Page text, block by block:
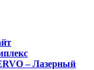
– Лазерный